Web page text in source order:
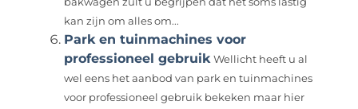
kan zijn om alles om...
Park en tuinmachines voor
professioneel gebruik Wellicht heeft u al
wel eens het aanbod van park en tuinmachines
voor professioneel gebruik bekeken maar hier